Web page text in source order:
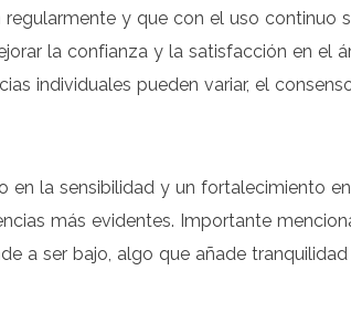
y que con el uso continuo
la confianza y la satisfacción en el
individuales pueden variar, el
la sensibilidad y un fortalecimiento
más evidentes. Importante
a ser bajo, algo que añade